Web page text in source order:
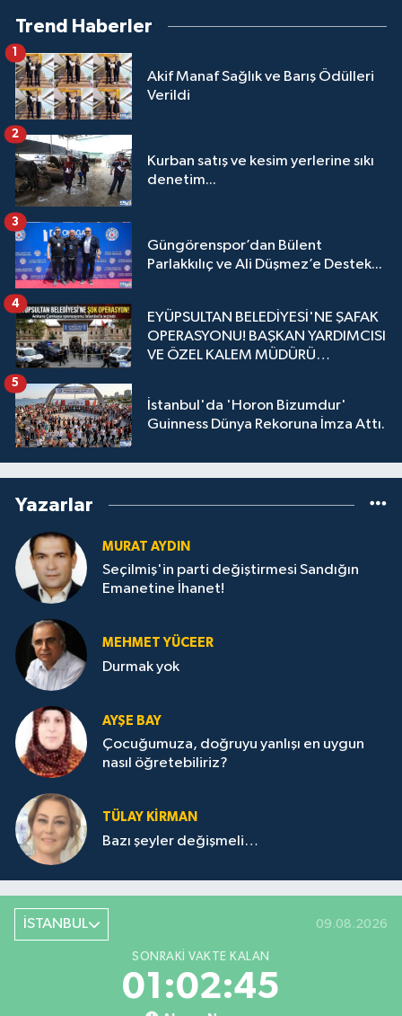
Trend Haberler
Akif Manaf Sağlık ve Barış Ödülleri
Verildi
1
Kurban satış ve kesim yerlerine sıkı
denetim...
2
Güngörenspor’dan Bülent
Parlakkılıç ve Ali Düşmez’e Destek...
3
EYÜPSULTAN BELEDİYESİ'NE ŞAFAK
OPERASYONU! BAŞKAN YARDIMCISI
VE ÖZEL KALEM MÜDÜRÜ
4
İstanbul'da 'Horon Bizumdur'
Guinness Dünya Rekoruna İmza Attı.
5
Yazarlar
MURAT AYDIN
Seçilmiş'in parti değiştirmesi Sandığın
Emanetine İhanet!
MEHMET YÜCEER
Durmak yok
AYŞE BAY
Çocuğumuza, doğruyu yanlışı en uygun
nasıl öğretebiliriz?
TÜLAY KİRMAN
Bazı şeyler değişmeli…
İSTANBUL 09.08.2026
SONRAKI VAKTE KALAN
01:02:45